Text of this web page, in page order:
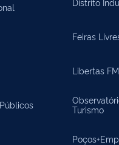
Feiras
Libertas FM
Turismo